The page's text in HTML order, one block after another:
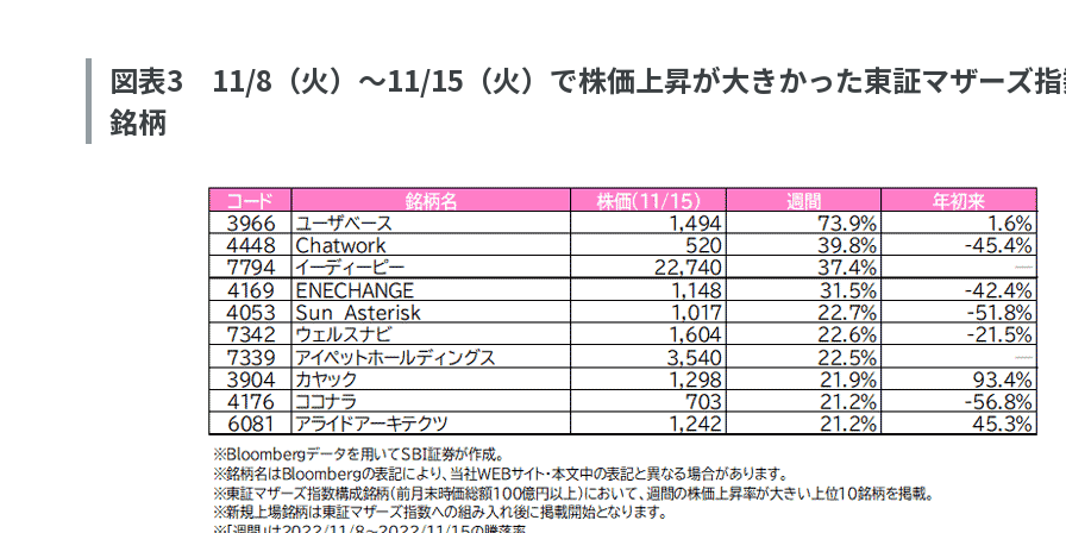
図表3 11/8（火）～11/15（火）で株価上昇が大きかった東証マザーズ
銘柄